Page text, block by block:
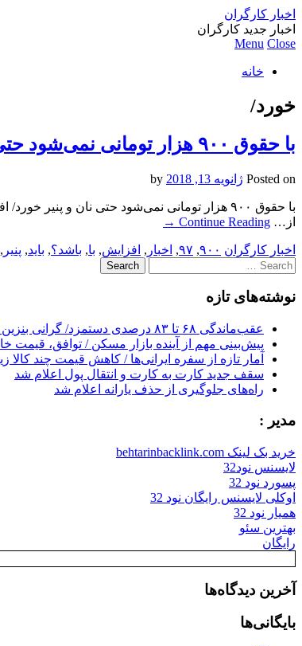
اخبار کارگران
اخبار جدید کارگران
Menu Close
خانه
خورد/
با حقوق ۹۰۰ هزار تومانی نمی‌شود حتی نان و پنیر خورد/ افزایش حقوق کارگران در سال ۹۷ چقدر باید باشد؟
Posted on ژانویه 13, 2018
از… Continue Reading
→
اخبار کارگران ۹۰۰, ۹۷, اخبار , افزایش, با, باشد؟, باید, پنیر ,
Search
for:
نوشته‌های تازه
عقب‌ماندگی ۶۸ تا ۸۳ درصدی دستمزد/ گرانی بنزین سفره‌های خالی کارگران را ذوب می‌کند
پیش‌بینی مهم از آینده بازار مسکن / توافق، قیمت
آمار تازه از سفره ایرانی‌ها / کاهش قیمت چند کالا
سقف جدید کارت به کارت و انتقال پول اعلام شد
راه‌های جلوگیری از حذف یارانه اعلام شد
مدیر :
خرید بک لینک behtarinbacklink.com
لایسنس نود32
پسورد نود 32
اوکلی لایسنس رایگان نود 32
همیار نود 32
بهترین سئو
رایگان
آخرین دیدگاه‌ها
بایگانی‌ها